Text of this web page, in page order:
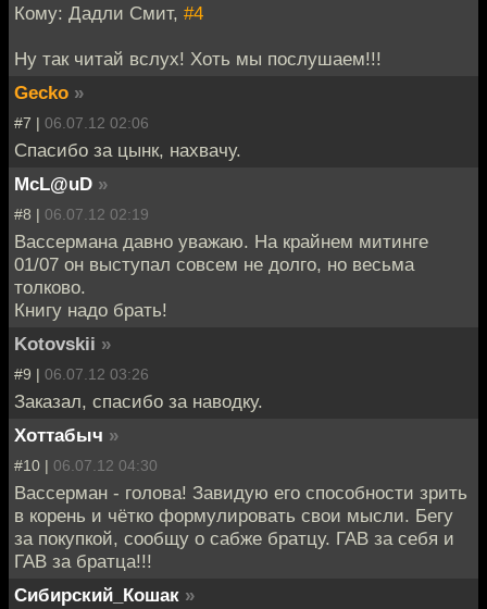
Кому: Дадли Смит, #4
Ну так читай вслух! Хоть мы послушаем!!!
Gecko »
#7 | 06.07.12 02:06
Спасибо за цынк, нахвачу.
McL@uD »
#8 | 06.07.12 02:19
Вассермана давно уважаю. На крайнем митинге
01/07 он выступал совсем не долго, но весьма
толково.
Книгу надо брать!
Kotovskii »
#9 | 06.07.12 03:26
Заказал, спасибо за наводку.
Хоттабыч »
#10 | 06.07.12 04:30
Вассерман - голова! Завидую его способности зрить
в корень и чётко формулировать свои мысли. Бегу
за покупкой, сообщу о сабже братцу. ГАВ за себя и
ГАВ за братца!!!
Сибирский_Кошак »